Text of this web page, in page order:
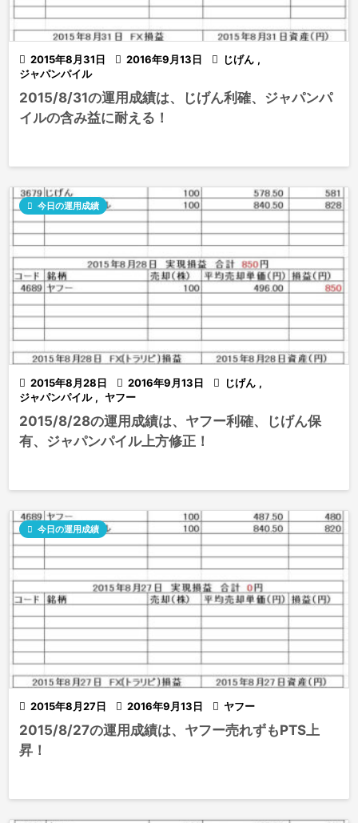
 2015年8月31日  2016年9月13日  じげん ,
ジャパンパイル
2015/8/31の運用成績は、じげん利確、ジャパンパ
イルの含み益に耐える！
 2015年8月28日  2016年9月13日
 今日の運用成績
 じげん ,
ジャパンパイル , ヤフー
2015/8/28の運用成績は、ヤフー利確、じげん保
有、ジャパンパイル上方修正！
 2015年8月27日  2016年9月13日
 今日の運用成績
 ヤフー
2015/8/27の運用成績は、ヤフー売れずもPTS上
昇！